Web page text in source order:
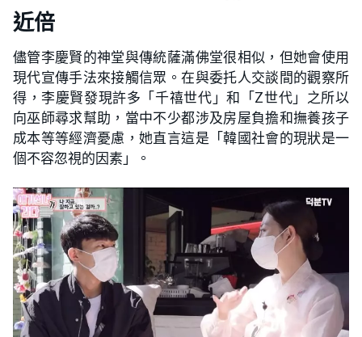
近倍
儘管李慶賢的神堂與傳統薩滿佛堂很相似，但她會使用
現代宣傳手法來接觸信眾。在與委托人交談間的觀察所
得，李慶賢發現許多「千禧世代」和「Z世代」之所以
向巫師尋求幫助，當中不少都涉及房屋負擔和撫養孩子
成本等等經濟憂慮，她直言這是「韓國社會的現狀是一
個不容忽視的因素」。